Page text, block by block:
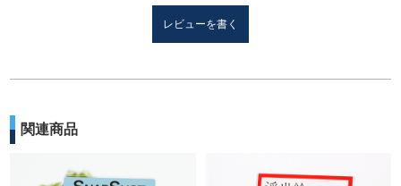
レビューを書く
関連商品